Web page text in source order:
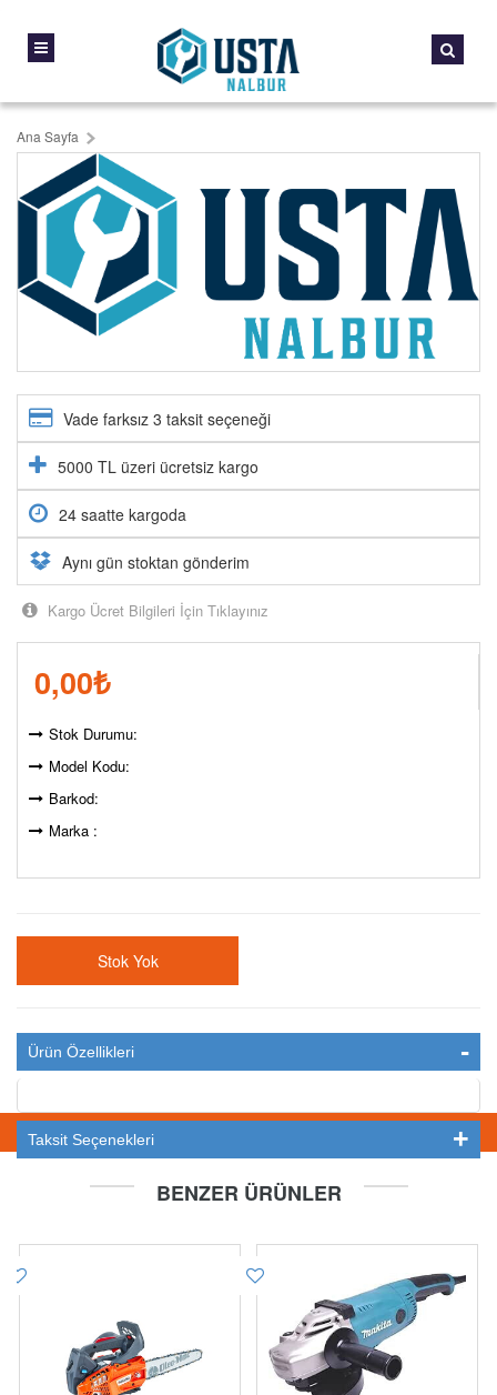
Ana Sayfa
Vade farksız 3 taksit seçeneği
5000 TL üzeri ücretsiz kargo
24 saatte kargoda
Aynı gün stoktan gönderim
Kargo Ücret Bilgileri İçin Tıklayınız
0,00₺
Stok Durumu:
Model Kodu:
Barkod:
Marka :
Stok Yok
Ürün Özellikleri
Taksit Seçenekleri
BENZER ÜRÜNLER